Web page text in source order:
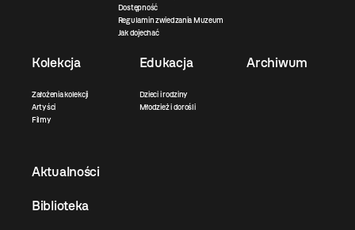
Dostępność
Regulamin zwiedzania Muzeum
Jak dojechać
Kolekcja
Założenia kolekcji
Artyści
Filmy
Edukacja
Dzieci i rodziny
Młodzież i dorośli
Archiwum
Aktualności
Biblioteka